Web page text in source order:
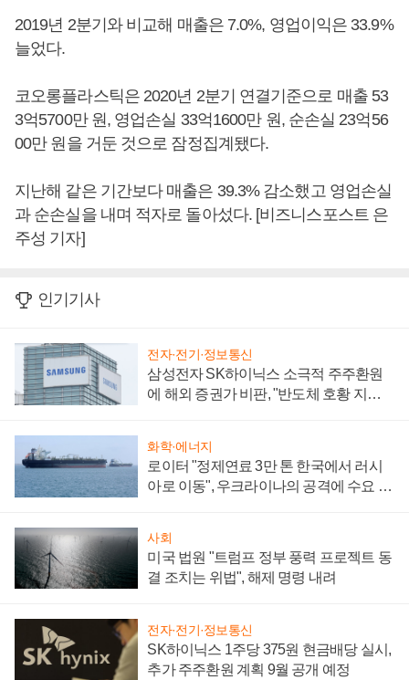
2019년 2분기와 비교해 매출은 7.0%, 영업이익은 33.9%
늘었다.
코오롱플라스틱은 2020년 2분기 연결기준으로 매출 53
3억5700만 원, 영업손실 33억1600만 원, 순손실 23억56
00만 원을 거둔 것으로 잠정집계됐다.
지난해 같은 기간보다 매출은 39.3% 감소했고 영업손실
과 순손실을 내며 적자로 돌아섰다. [비즈니스포스트 은
주성 기자]
인기기사
전자·전기·정보통신
삼성전자 SK하이닉스 소극적 주주환원
에 해외 증권가 비판, "반도체 호황 지속
화학·에너지
로이터 "정제연료 3만 톤 한국에서 러시
아로 이동", 우크라이나의 공격에 수요 늘
사회
미국 법원 "트럼프 정부 풍력 프로젝트 동
결 조치는 위법", 해제 명령 내려
전자·전기·정보통신
SK하이닉스 1주당 375원 현금배당 실시,
추가 주주환원 계획 9월 공개 예정